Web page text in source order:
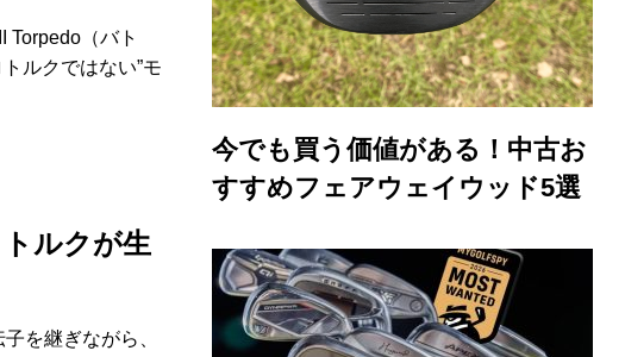
Torpedo（バト
ルクではない”モ
ルクが生
を継ぎながら、
今でも買う価値がある！中古お
すすめフェアウェイウッド5選